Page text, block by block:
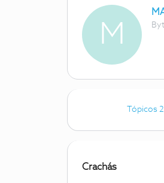
M
Tópicos 2
Crachás